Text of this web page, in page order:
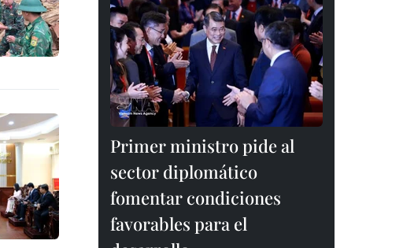
Primer ministro pide al
sector diplomático
fomentar condiciones
favorables para el